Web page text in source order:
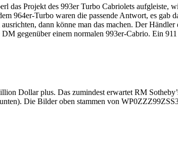
das Projekt des 993er Turbo Cabriolets
964er-Turbo waren die passende Antwort, es
dann könne man das machen. Der
gegenüber einem normalen 993er-Cabrio. Ein
Dollar plus. Das zumindest erwartet RM
Die Bilder oben stammen von